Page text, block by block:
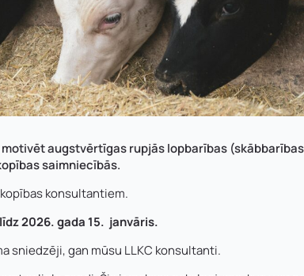
augstvērtīgas rupjās lopbarības
saimniecībās.
konsultantiem.
2026. gada 15. janvāris.
sniedzēji, gan mūsu LLKC konsultanti.
*
uzvārds*